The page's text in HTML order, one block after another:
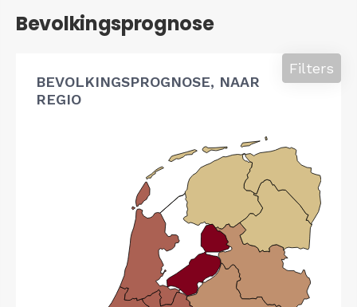
Bevolkingsprognose
BEVOLKINGSPROGNOSE, NAAR
REGIO
Filters